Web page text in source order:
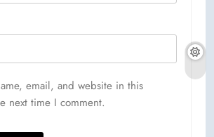
email, and website in this
next time I comment.